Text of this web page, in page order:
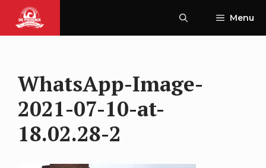
naar
Menu
WhatsApp-Image-
2021-07-10-at-
18.02.28-2